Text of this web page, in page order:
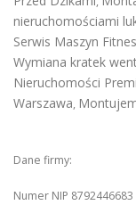
nieruchomościami
Serwis Maszyn
Wymiana kratek
Nieruchomości
Warszawa,
Dane firmy:
Numer NIP 8792446683